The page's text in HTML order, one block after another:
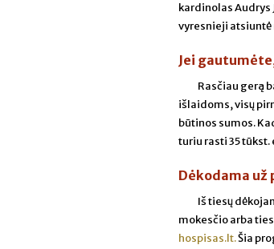
kardinolas
vyresnieji atsiuntė
Jei
Rasčiau gerą
išlaidoms, visų
būtinos sumos.
turiu rasti 35
Dėkodama
Iš tiesų
mokesčio arba
hospisas.lt.Šia